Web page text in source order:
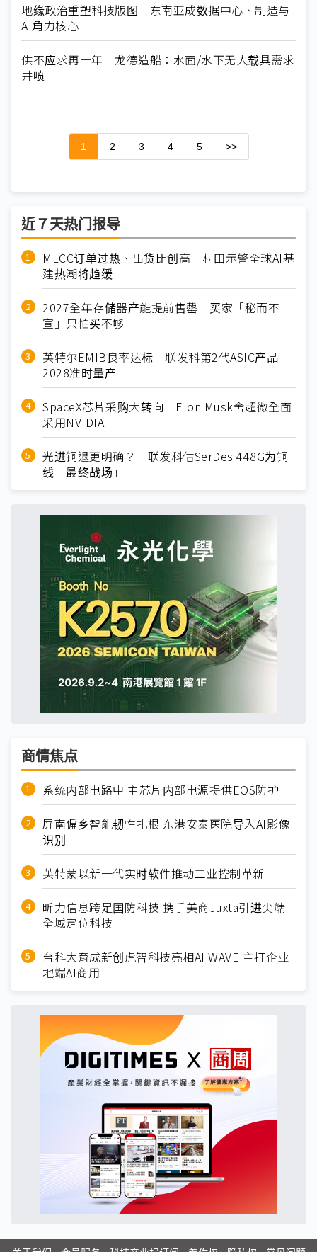
地缘政治重塑科技版图 东南亚成数据中心、制造与
AI角力核心
供不应求再十年 龙德造船：水面/水下无人载具需求
井喷
1 2 3 4 5 >>
近７天热门报导
MLCC订单过热、出货比创高 村田示警全球AI基
建热潮将趋缓
2027全年存储器产能提前售罄 买家「秘而不
宣」只怕买不够
英特尔EMIB良率达标 联发科第2代ASIC产品
2028准时量产
SpaceX芯片采购大转向 Elon Musk舍超微全面
采用NVIDIA
光进铜退更明确？ 联发科估SerDes 448G为铜
线「最终战场」
商情焦点
系统内部电路中 主芯片内部电源提供EOS防护
屏南偏乡智能韧性扎根 东港安泰医院导入AI影像
识别
英特蒙以新一代实时软件推动工业控制革新
昕力信息跨足国防科技 携手美商Juxta引进尖端
全域定位科技
台科大育成新创虎智科技亮相AI WAVE 主打企业
地端AI商用